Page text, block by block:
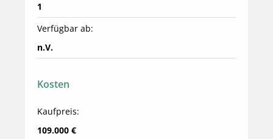
1
Verfügbar ab:
n.V.
Kosten
Kaufpreis:
109.000 €